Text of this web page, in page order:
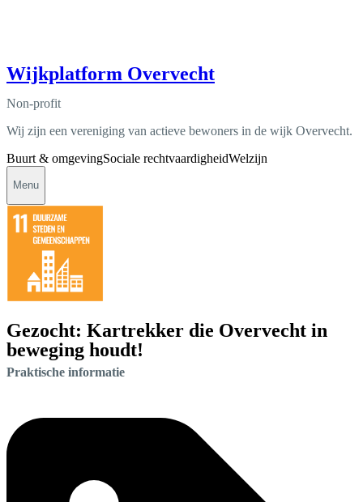
Wijkplatform Overvecht
Non-profit
Wij zijn een vereniging van actieve bewoners in de wijk Overvecht.
Buurt & omgevingSociale rechtvaardigheidWelzijn
Menu
Gezocht: Kartrekker die Overvecht in
beweging houdt!
Praktische informatie